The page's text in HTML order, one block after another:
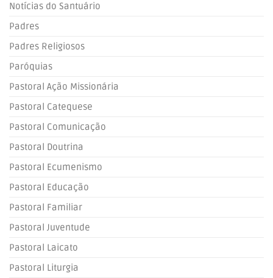
Notícias do Santuário
Padres
Padres Religiosos
Paróquias
Pastoral Ação Missionária
Pastoral Catequese
Pastoral Comunicação
Pastoral Doutrina
Pastoral Ecumenismo
Pastoral Educação
Pastoral Familiar
Pastoral Juventude
Pastoral Laicato
Pastoral Liturgia